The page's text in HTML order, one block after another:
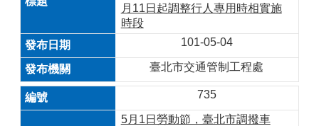
月11日起調整行人專用時相實施
時段
101-05-04
臺北市交通管制工程處
735
5月1日勞動節，臺北市調撥車